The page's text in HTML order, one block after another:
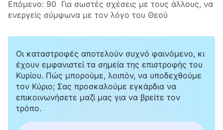
Επόμενο: 90 Για σωστές σχέσεις με τους άλλους, να
ενεργείς σύμφωνα με τον λόγο του Θεού
Οι καταστροφές αποτελούν συχνό φαινόμενο, κι
έχουν εμφανιστεί τα σημεία της επιστροφής του
Κυρίου. Πώς μπορούμε, λοιπόν, να υποδεχθούμε
τον Κύριο; Σας προσκαλούμε εγκάρδια να
επικοινωνήσετε μαζί μας για να βρείτε τον
τρόπο.